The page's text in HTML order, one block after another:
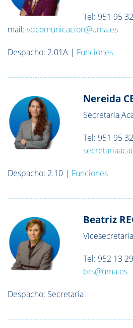
Tel: 951 95
mail: vdcomunicacion@uma.es
Despacho: 2.01A | Funciones
Nereida
Secretaria
Tel: 951 95
Despacho: 2.10 | Funciones
Beatriz
Tel: 952 13
brs@uma.es
Despacho: Secretaría